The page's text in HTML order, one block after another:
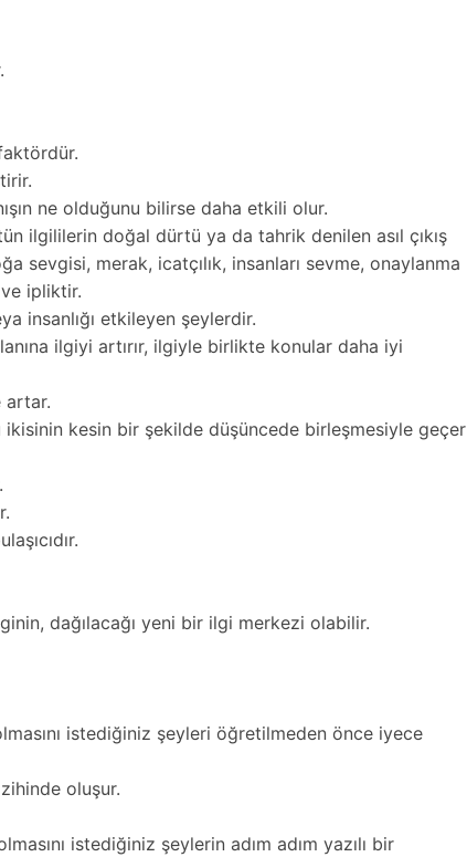
ne olduğunu bilirse daha etkili olur.
ilgililerin doğal dürtü ya da tahrik denilen asıl çıkış
sevgisi, merak, icatçılık, insanları sevme, onaylanma
ipliktir.
insanlığı etkileyen şeylerdir.
ilgiyi artırır, ilgiyle birlikte konular daha iyi
artar.
kesin bir şekilde düşüncede birleşmesiyle geçer
dağılacağı yeni bir ilgi merkezi olabilir.
istediğiniz şeyleri öğretilmeden önce iyece
oluşur.
istediğiniz şeylerin adım adım yazılı bir